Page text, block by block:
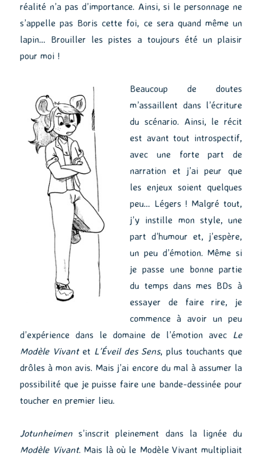
réalité n’a pas d’importance. Ainsi, si le personnage ne
s’appelle pas Boris cette foi, ce sera quand même un
lapin… Brouiller les pistes a toujours été un plaisir
pour moi !
Beaucoup de doutes
m’assaillent dans l’écriture
du scénario. Ainsi, le récit
est avant tout introspectif,
avec une forte part de
narration et j’ai peur que
les enjeux soient quelques
peu… Légers ! Malgré tout,
j’y instille mon style, une
part d’humour et, j’espère,
un peu d’émotion. Même si
je passe une bonne partie
du temps dans mes BDs à
essayer de faire rire, je
commence à avoir un peu
d’expérience dans le domaine de l’émotion avec Le
Modèle Vivantet L’Éveil des Sens, plus touchants que
drôles à mon avis. Mais j’ai encore du mal à assumer la
possibilité que je puisse faire une bande-dessinée pour
toucher en premier lieu.
Jotunheimen s’inscrit pleinement dans la lignée du
Modèle Vivant. Mais là où le Modèle Vivant multipliait